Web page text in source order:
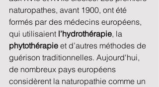
naturopathes, avant 1900, ont été
formés par des médecins européens,
qui utilisaient l’hydrothérapie, la
phytothérapie et d’autres méthodes de
guérison traditionnelles. Aujourd'hui,
de nombreux pays européens
considèrent la naturopathie comme un